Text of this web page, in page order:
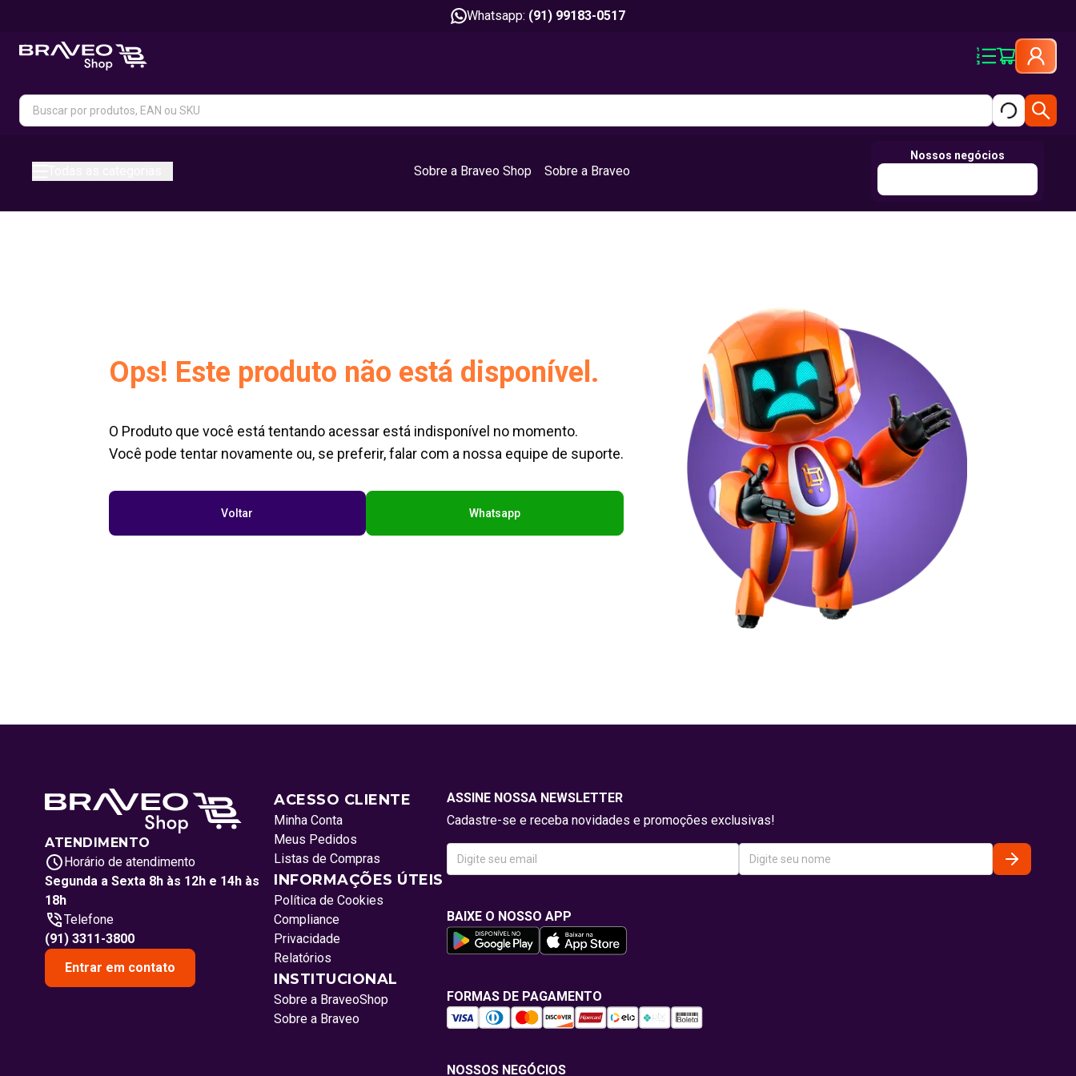
Whatsapp: (91) 99183-0517
Sobre a Braveo Shop Sobre a Braveo
Nossos negócios
Ops! Este produto não está disponível.
O Produto que você está tentando acessar está indisponível no momento.
Você pode tentar novamente ou, se preferir, falar com a nossa equipe de suporte.
Voltar Whatsapp
ATENDIMENTO
Horário de atendimento
Segunda a Sexta 8h às 12h e 14h às
18h
Telefone
(91) 3311-3800
Entrar em contato
ACESSO CLIENTE
Minha Conta
Meus Pedidos
Listas de Compras
INFORMAÇÕES ÚTEIS
Política de Cookies
Compliance
Privacidade
Relatórios
INSTITUCIONAL
Sobre a BraveoShop
Sobre a Braveo
ASSINE NOSSA NEWSLETTER
Cadastre-se e receba novidades e promoções exclusivas!
BAIXE O NOSSO APP
FORMAS DE PAGAMENTO
NOSSOS NEGÓCIOS